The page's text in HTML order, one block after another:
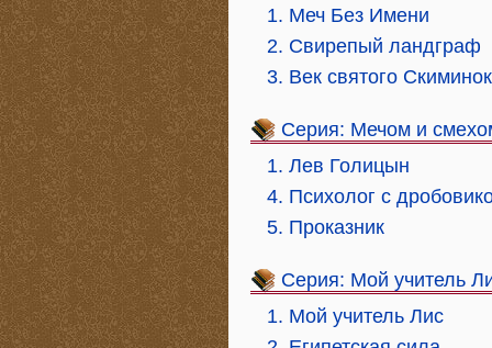
1. Меч Без Имени
2. Свирепый ландграф
3. Век святого
Серия: Мечом и
1. Лев Голицын
4. Психолог с
5. Проказник
Серия: Мой учитель
1. Мой учитель Лис